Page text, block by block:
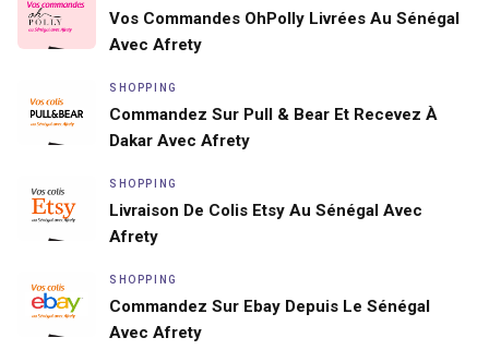
Vos Commandes OhPolly Livrées Au Sénégal
Avec Afrety
SHOPPING
Commandez Sur Pull & Bear Et Recevez À
Dakar Avec Afrety
SHOPPING
Livraison De Colis Etsy Au Sénégal Avec
Afrety
SHOPPING
Commandez Sur Ebay Depuis Le Sénégal
Avec Afrety